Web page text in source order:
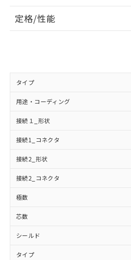
定格/性能
タイプ
用途・コーディング
接続１_形状
接続1_コネクタ
接続2_形状
接続2_コネクタ
極数
芯数
シールド
タイプ